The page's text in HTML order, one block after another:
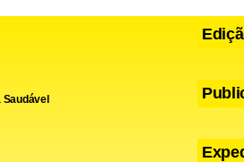
Saudável